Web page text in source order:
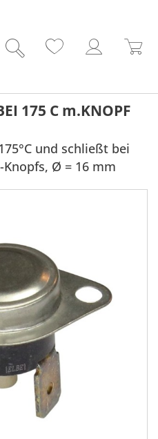
175 C m.KNOPF
und schließt bei
Knopfs, Ø = 16 mm